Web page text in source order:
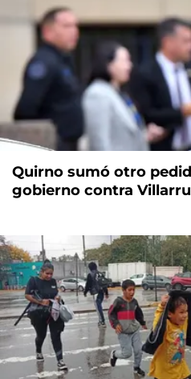
Quirno sumó otro
gobierno contra